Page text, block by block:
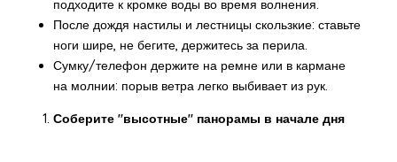
подходите к кромке воды во время волнения.
После дождя настилы и лестницы скользкие: ставьте
ноги шире, не бегите, держитесь за перила.
Сумку/телефон держите на ремне или в кармане
на молнии: порыв ветра легко выбивает из рук.
Соберите "высотные" панорамы в начале дня